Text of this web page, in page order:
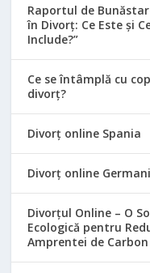
Raportul de
în Divorț: Ce Este și
Include?”
Ce se întâmplă cu
divorț?
Divorț online Spania
Divorț online
Divorțul Online – O
Ecologică pentru
Amprentei de Carbon